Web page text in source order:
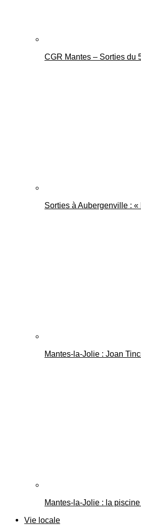
CGR Mantes – Sorties du
Sorties à Aubergenville : «
Mantes-la-Jolie : Joan
Mantes-la-Jolie : la
Vie locale